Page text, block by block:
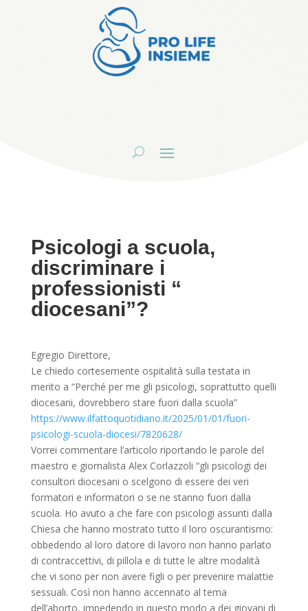
Psicologi a scuola,
discriminare i
professionisti “
diocesani”?
Egregio Direttore,
Le chiedo cortesemente ospitalità sulla testata in
merito a “Perché per me gli psicologi, soprattutto quelli
diocesani, dovrebbero stare fuori dalla scuola”
https://www.ilfattoquotidiano.it/2025/01/01/fuori-
psicologi-scuola-diocesi/7820628/
Vorrei commentare l’articolo riportando le parole del
maestro e giornalista Alex Corlazzoli “gli psicologi dei
consultori diocesani o scelgono di essere dei veri
formatori e informatori o se ne stanno fuori dalla
scuola. Ho avuto a che fare con psicologi assunti dalla
Chiesa che hanno mostrato tutto il loro oscurantismo:
obbedendo al loro datore di lavoro non hanno parlato
di contraccettivi, di pillola e di tutte le altre modalità
che vi sono per non avere figli o per prevenire malattie
sessuali. Così non hanno accennato al tema
dell’aborto, impedendo in questo modo a dei giovani di